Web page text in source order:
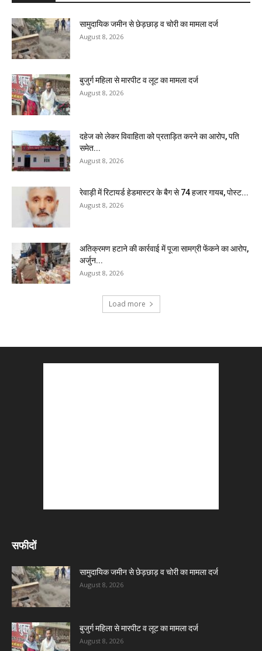
सामुदायिक जमीन से छेड़छाड़ व चोरी का मामला दर्ज
August 8, 2026
बुजुर्ग महिला से मारपीट व लूट का मामला दर्ज
August 8, 2026
दहेज को लेकर विवाहिता को प्रताड़ित करने का आरोप, पति
समेत...
August 8, 2026
रेवाड़ी में रिटायर्ड हेडमास्टर के बैग से ₹74 हजार गायब, पोस्ट...
August 8, 2026
अतिक्रमण हटाने की कार्रवाई में पूजा सामग्री फेंकने का आरोप,
अर्जुन...
August 8, 2026
Load more
सफीदों
सामुदायिक जमीन से छेड़छाड़ व चोरी का मामला दर्ज
August 8, 2026
बुजुर्ग महिला से मारपीट व लूट का मामला दर्ज
August 8, 2026